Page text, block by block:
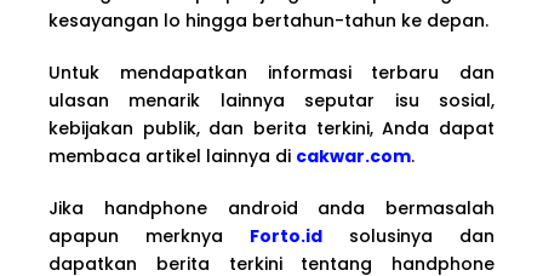
kesayangan lo hingga bertahun-tahun ke depan.
Untuk mendapatkan informasi terbaru dan
ulasan menarik lainnya seputar isu sosial,
kebijakan publik, dan berita terkini, Anda dapat
membaca artikel lainnya di cakwar.com.
Jika handphone android anda bermasalah
apapun merknya Forto.id solusinya dan
dapatkan berita terkini tentang handphone